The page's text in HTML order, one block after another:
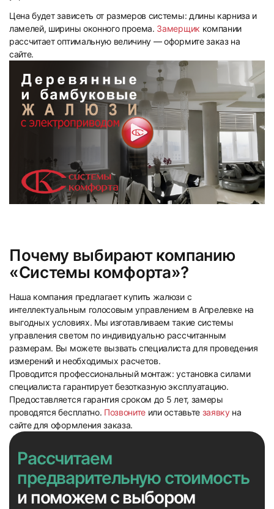
Цена будет зависеть от размеров системы: длины карниза и
ламелей, ширины оконного проема. Замерщик компании
рассчитает оптимальную величину — оформите заказ на
сайте.
Почему выбирают компанию
«Системы комфорта»?
Наша компания предлагает купить жалюзи с
интеллектуальным голосовым управлением в Апрелевке на
выгодных условиях. Мы изготавливаем такие системы
управления светом по индивидуально рассчитанным
размерам. Вы можете вызвать специалиста для проведения
измерений и необходимых расчетов.
Проводится профессиональный монтаж: установка силами
специалиста гарантирует безотказную эксплуатацию.
Предоставляется гарантия сроком до 5 лет, замеры
проводятся бесплатно. Позвоните или оставьте заявкуна
сайте для оформления заказа.
Рассчитаем
предварительную стоимость
и поможем с выбором